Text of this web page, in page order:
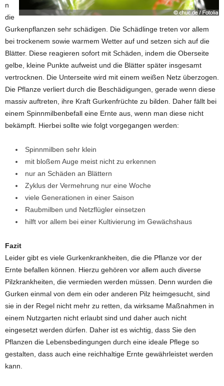
n
die
Gurkenpflanzen sehr schädigen. Die Schädlinge treten vor allem
bei trockenem sowie warmem Wetter auf und setzen sich auf die
Blätter. Diese reagieren sofort mit Schäden, indem die Oberseite
gelbe, kleine Punkte aufweist und die Blätter später insgesamt
vertrocknen. Die Unterseite wird mit einem weißen Netz überzogen.
Die Pflanze verliert durch die Beschädigungen, gerade wenn diese
massiv auftreten, ihre Kraft Gurkenfrüchte zu bilden. Daher fällt bei
einem Spinnmilbenbefall eine Ernte aus, wenn man diese nicht
bekämpft. Hierbei sollte wie folgt vorgegangen werden:
Spinnmilben sehr klein
mit bloßem Auge meist nicht zu erkennen
nur an Schäden an Blättern
Zyklus der Vermehrung nur eine Woche
viele Generationen in einer Saison
Raubmilben und Netzflügler einsetzen
hilft vor allem bei einer Kultivierung im Gewächshaus
Fazit
Leider gibt es viele Gurkenkrankheiten, die die Pflanze vor der
Ernte befallen können. Hierzu gehören vor allem auch diverse
Pilzkrankheiten, die vermieden werden müssen. Denn wurden die
Gurken einmal von dem ein oder anderen Pilz heimgesucht, sind
sie in der Regel nicht mehr zu retten, da wirksame Maßnahmen in
einem Nutzgarten nicht erlaubt sind und daher auch nicht
eingesetzt werden dürfen. Daher ist es wichtig, dass Sie den
Pflanzen die Lebensbedingungen durch eine ideale Pflege so
gestalten, dass auch eine reichhaltige Ernte gewährleistet werden
kann.